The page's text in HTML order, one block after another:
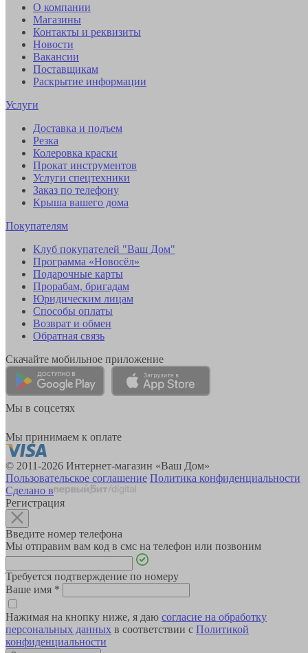
О компании
Магазины
Контакты и реквизиты
Новости
Вакансии
Поставщикам
Раскрытие информации
Услуги
Доставка и подъем
Резка
Колеровка краски
Прокат инструментов
Услуги спецтехники
Заказ по телефону
Крыша вашего дома
Покупателям
Клуб покупателей "Ваш Дом"
Программа «Новосёл»
Подарочные карты
Прорабам, бригадам
Юридическим лицам
Способы оплаты
Возврат и обмен
Обратная связь
Скачайте мобильное приложение
Мы в соцсетях
Мы принимаем к оплате
© 2011-2026 Интернет-магазин «Ваш Дом»
Пользовательское соглашение Политика конфиденциальности
Сделано в
Регистрация
Введите номер телефона
Мы отправим вам код в смс на телефон или позвоним
Требуется подтверждение по номеру
Ваше имя *
Нажимая на кнопку ниже, я даю согласие на обработку
персональных данных в соответствии с Политикой
конфиденциальности